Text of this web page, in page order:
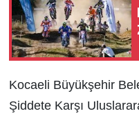
Kocaeli Büyükşehir
Şiddete Karşı